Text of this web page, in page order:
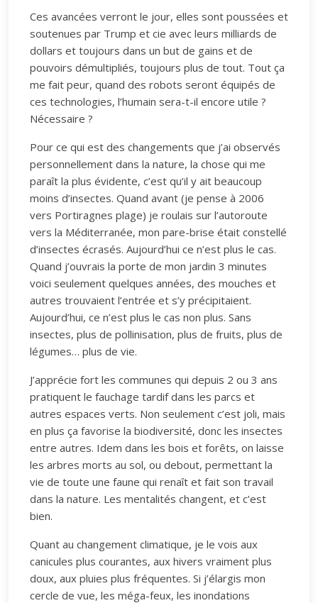
Ces avancées verront le jour, elles sont poussées et
soutenues par Trump et cie avec leurs milliards de
dollars et toujours dans un but de gains et de
pouvoirs démultipliés, toujours plus de tout. Tout ça
me fait peur, quand des robots seront équipés de
ces technologies, l’humain sera-t-il encore utile ?
Nécessaire ?
Pour ce qui est des changements que j’ai observés
personnellement dans la nature, la chose qui me
paraît la plus évidente, c’est qu’il y ait beaucoup
moins d’insectes. Quand avant (je pense à 2006
vers Portiragnes plage) je roulais sur l’autoroute
vers la Méditerranée, mon pare-brise était constellé
d’insectes écrasés. Aujourd’hui ce n’est plus le cas.
Quand j’ouvrais la porte de mon jardin 3 minutes
voici seulement quelques années, des mouches et
autres trouvaient l’entrée et s’y précipitaient.
Aujourd’hui, ce n’est plus le cas non plus. Sans
insectes, plus de pollinisation, plus de fruits, plus de
légumes… plus de vie.
J’apprécie fort les communes qui depuis 2 ou 3 ans
pratiquent le fauchage tardif dans les parcs et
autres espaces verts. Non seulement c’est joli, mais
en plus ça favorise la biodiversité, donc les insectes
entre autres. Idem dans les bois et forêts, on laisse
les arbres morts au sol, ou debout, permettant la
vie de toute une faune qui renaît et fait son travail
dans la nature. Les mentalités changent, et c’est
bien.
Quant au changement climatique, je le vois aux
canicules plus courantes, aux hivers vraiment plus
doux, aux pluies plus fréquentes. Si j’élargis mon
cercle de vue, les méga-feux, les inondations